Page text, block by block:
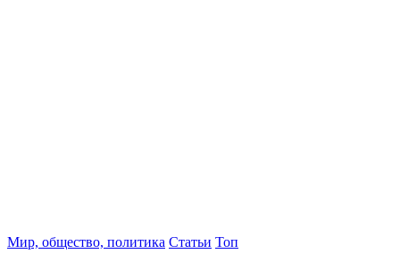
Мир, общество, политика Статьи Топ